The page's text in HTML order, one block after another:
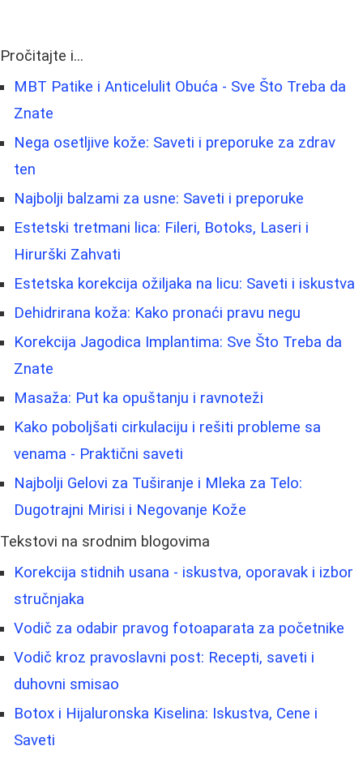
Pročitajte i...
MBT Patike i Anticelulit Obuća - Sve Što Treba da
Znate
Nega osetljive kože: Saveti i preporuke za zdrav
ten
Najbolji balzami za usne: Saveti i preporuke
Estetski tretmani lica: Fileri, Botoks, Laseri i
Hirurški Zahvati
Estetska korekcija ožiljaka na licu: Saveti i iskustva
Dehidrirana koža: Kako pronaći pravu negu
Korekcija Jagodica Implantima: Sve Što Treba da
Znate
Masaža: Put ka opuštanju i ravnoteži
Kako poboljšati cirkulaciju i rešiti probleme sa
venama - Praktični saveti
Najbolji Gelovi za Tuširanje i Mleka za Telo:
Dugotrajni Mirisi i Negovanje Kože
Tekstovi na srodnim blogovima
Korekcija stidnih usana - iskustva, oporavak i izbor
stručnjaka
Vodič za odabir pravog fotoaparata za početnike
Vodič kroz pravoslavni post: Recepti, saveti i
duhovni smisao
Botox i Hijaluronska Kiselina: Iskustva, Cene i
Saveti